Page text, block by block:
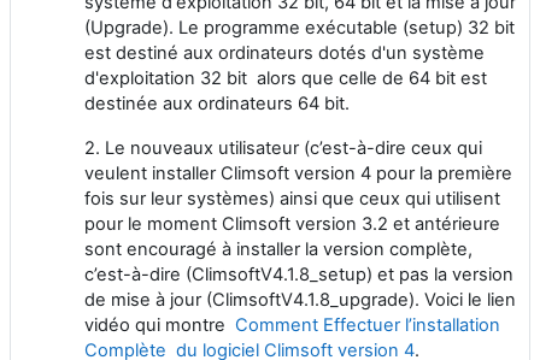
(Upgrade). Le programme exécutable (setup) 32 bit
est destiné aux ordinateurs dotés d'un système
d'exploitation 32 bit alors que celle de 64 bit est
destinée aux ordinateurs 64 bit.
2. Le nouveaux utilisateur (c’est-à-dire ceux qui
veulent installer Climsoft version 4 pour la première
fois sur leur systèmes) ainsi que ceux qui utilisent
pour le moment Climsoft version 3.2 et antérieure
sont encouragé à installer la version complète,
c’est-à-dire (ClimsoftV4.1.8_setup) et pas la version
de mise à jour (ClimsoftV4.1.8_upgrade). Voici le lien
vidéo qui montre Comment Effectuer l’installation
Complète du logiciel Climsoft version 4.